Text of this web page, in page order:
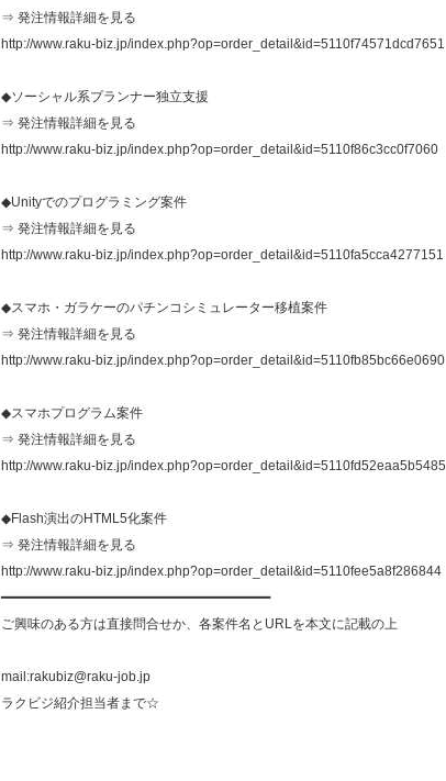
⇒ 発注情報詳細を見る
http://www.raku-biz.jp/index.php?op=order_detail&id=5110f74571dcd7651
◆ソーシャル系プランナー独立支援
⇒ 発注情報詳細を見る
http://www.raku-biz.jp/index.php?op=order_detail&id=5110f86c3cc0f7060
◆Unityでのプログラミング案件
⇒ 発注情報詳細を見る
http://www.raku-biz.jp/index.php?op=order_detail&id=5110fa5cca4277151
◆スマホ・ガラケーのパチンコシミュレーター移植案件
⇒ 発注情報詳細を見る
http://www.raku-biz.jp/index.php?op=order_detail&id=5110fb85bc66e0690
◆スマホプログラム案件
⇒ 発注情報詳細を見る
http://www.raku-biz.jp/index.php?op=order_detail&id=5110fd52eaa5b5485
◆Flash演出のHTML5化案件
⇒ 発注情報詳細を見る
http://www.raku-biz.jp/index.php?op=order_detail&id=5110fee5a8f286844
━━━━━━━━━━━━━━━━━━━━━━━━━━━━━━━━━━━
ご興味のある方は直接問合せか、各案件名とURLを本文に記載の上
mail:rakubiz@raku-job.jp
ラクビジ紹介担当者まで☆